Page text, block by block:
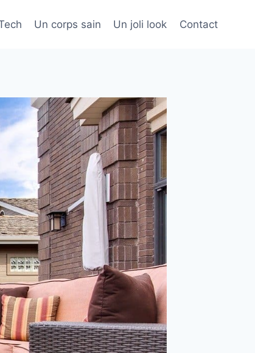
Un corps sain Un joli look Contact